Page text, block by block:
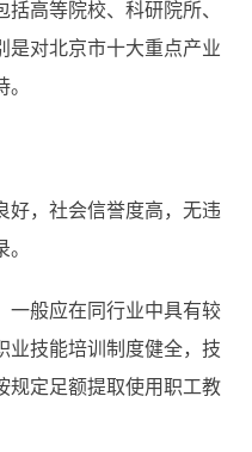
高等院校、科研院所、
是对北京市十大重点产业
。
好，社会信誉度高，无违
一般应在同行业中具有较
业技能培训制度健全，技
规定足额提取使用职工教